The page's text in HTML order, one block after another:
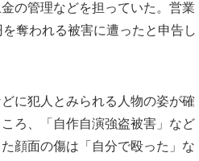
の管理などを担っていた。営業
奪われる被害に遭ったと申告し
に犯人とみられる人物の姿が確
ろ、「自作自演強盗被害」など
顔面の傷は「自分で殴った」な